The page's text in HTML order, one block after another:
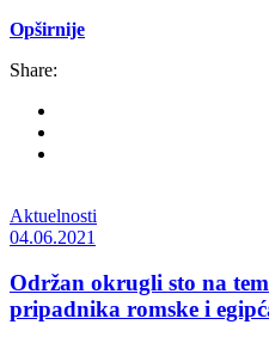
Opširnije
Share:
Aktuelnosti
04.06.2021
Održan okrugli sto na
pripadnika romske i